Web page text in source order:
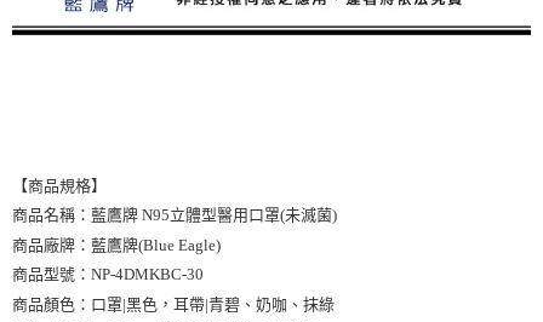
【商品規格】
商品名稱：藍鷹牌 N95立體型醫用口罩(未滅菌)
商品廠牌：藍鷹牌(Blue Eagle)
商品型號：NP-4DMKBC-30
商品顏色：口罩|黑色，耳帶|青碧、奶咖、抹綠